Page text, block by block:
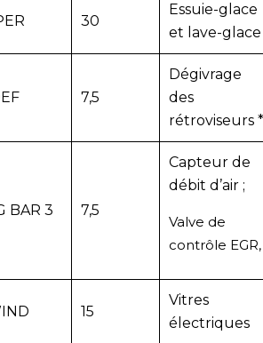
30
Essuie-glace
et lave-glace
7,5
Dégivrage
des
rétroviseurs *
BAR 3 7,5
Capteur de
débit d’air ;
Valve de
contrôle EGR,
15
Vitres
électriques